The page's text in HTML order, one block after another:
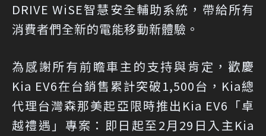
DRIVE WiSE智慧安全輔助系統，帶給所有
消費者們全新的電能移動新體驗。
為感謝所有前瞻車主的支持與肯定，歡慶
Kia EV6在台銷售累計突破1,500台，Kia總
代理台灣森那美起亞限時推出Kia EV6「卓
越禮遇」專案：即日起至2月29日入主Kia